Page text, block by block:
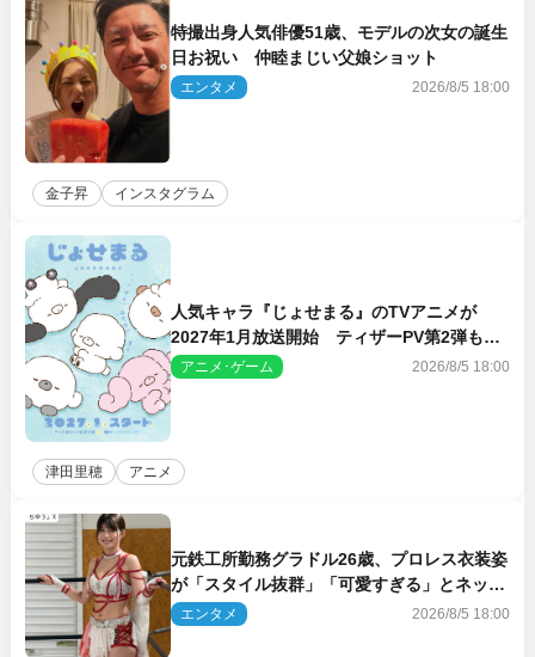
特撮出身人気俳優51歳、モデルの次女の誕生
日お祝い 仲睦まじい父娘ショット
エンタメ 2026/8/5 18:00
金子昇 インスタグラム
人気キャラ『じょせまる』のTVアニメが
2027年1月放送開始 ティザーPV第2弾も解
禁に
アニメ･ゲーム 2026/8/5 18:00
津田里穂 アニメ
元鉄工所勤務グラドル26歳、プロレス衣装姿
が「スタイル抜群」「可愛すぎる」とネット
衝撃
エンタメ 2026/8/5 18:00